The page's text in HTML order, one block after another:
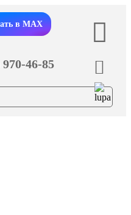
в MAX
46-85